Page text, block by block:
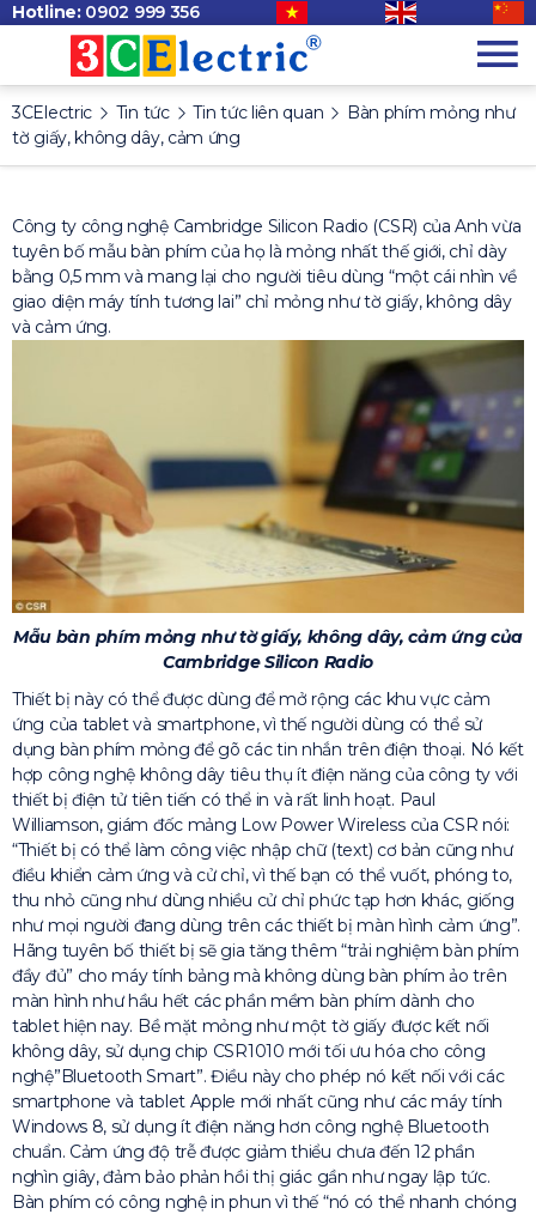
Hotline: 0902 999 356
3CElectric Tin tức Tin tức liên quan
Bàn phím mỏng như
tờ giấy, không dây, cảm ứng
Công ty công nghệ Cambridge Silicon Radio (CSR) của Anh vừa
tuyên bố mẫu bàn phím của họ là mỏng nhất thế giới, chỉ dày
bằng 0,5 mm và mang lại cho người tiêu dùng “một cái nhìn về
giao diện máy tính tương lai” chỉ mỏng như tờ giấy, không dây
và cảm ứng.
Mẫu bàn phím mỏng như tờ giấy, không dây, cảm ứng của
Cambridge Silicon Radio
Thiết bị này có thể được dùng để mở rộng các khu vực cảm
ứng của tablet và smartphone, vì thế người dùng có thể sử
dụng bàn phím mỏng để gõ các tin nhắn trên điện thoại. Nó kết
hợp công nghệ không dây tiêu thụ ít điện năng của công ty với
thiết bị điện tử tiên tiến có thể in và rất linh hoạt. Paul
Williamson, giám đốc mảng Low Power Wireless của CSR nói:
“Thiết bị có thể làm công việc nhập chữ (text) cơ bản cũng như
điều khiển cảm ứng và cử chỉ, vì thế bạn có thể vuốt, phóng to,
thu nhỏ cũng như dùng nhiều cử chỉ phức tạp hơn khác, giống
như mọi người đang dùng trên các thiết bị màn hình cảm ứng”.
Hãng tuyên bố thiết bị sẽ gia tăng thêm “trải nghiệm bàn phím
đầy đủ” cho máy tính bảng mà không dùng bàn phím ảo trên
màn hình như hầu hết các phần mềm bàn phím dành cho
tablet hiện nay. Bề mặt mỏng như một tờ giấy được kết nối
không dây, sử dụng chip CSR1010 mới tối ưu hóa cho công
nghệ”Bluetooth Smart”. Điều này cho phép nó kết nối với các
smartphone và tablet Apple mới nhất cũng như các máy tính
Windows 8, sử dụng ít điện năng hơn công nghệ Bluetooth
chuẩn. Cảm ứng độ trễ được giảm thiểu chưa đến 12 phần
nghìn giây, đảm bảo phản hồi thị giác gần như ngay lập tức.
Bàn phím có công nghệ in phun vì thế “nó có thể nhanh chóng